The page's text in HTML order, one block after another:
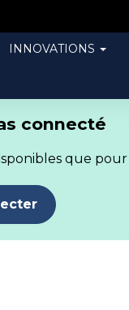
INNOVATIONS
connecté
que pour